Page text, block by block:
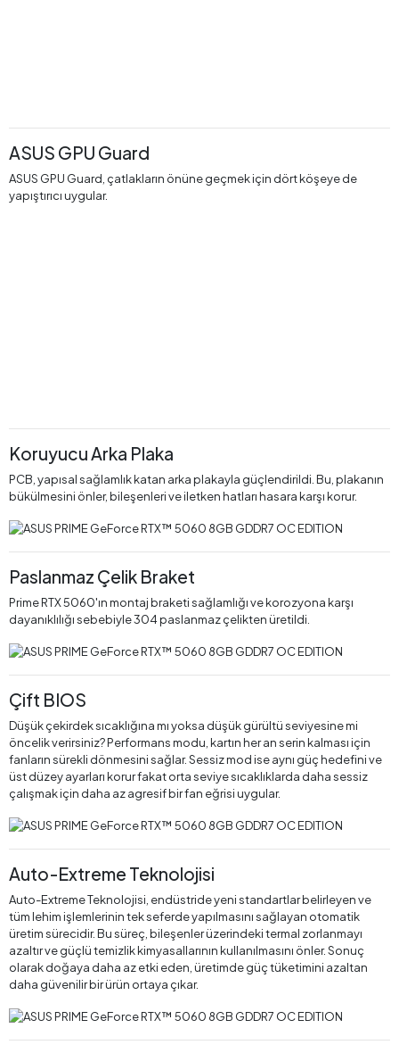
ASUS GPU Guard
ASUS GPU Guard, çatlakların önüne geçmek için dört köşeye de
yapıştırıcı uygular.
Koruyucu Arka Plaka
PCB, yapısal sağlamlık katan arka plakayla güçlendirildi. Bu, plakanın
bükülmesini önler, bileşenleri ve iletken hatları hasara karşı korur.
Paslanmaz Çelik Braket
Prime RTX 5060'ın montaj braketi sağlamlığı ve korozyona karşı
dayanıklılığı sebebiyle 304 paslanmaz çelikten üretildi.
Çift BIOS
Düşük çekirdek sıcaklığına mı yoksa düşük gürültü seviyesine mi
öncelik verirsiniz? Performans modu, kartın her an serin kalması için
fanların sürekli dönmesini sağlar. Sessiz mod ise aynı güç hedefini ve
üst düzey ayarları korur fakat orta seviye sıcaklıklarda daha sessiz
çalışmak için daha az agresif bir fan eğrisi uygular.
Auto-Extreme Teknolojisi
Auto-Extreme Teknolojisi, endüstride yeni standartlar belirleyen ve
tüm lehim işlemlerinin tek seferde yapılmasını sağlayan otomatik
üretim sürecidir. Bu süreç, bileşenler üzerindeki termal zorlanmayı
azaltır ve güçlü temizlik kimyasallarının kullanılmasını önler. Sonuç
olarak doğaya daha az etki eden, üretimde güç tüketimini azaltan
daha güvenilir bir ürün ortaya çıkar.